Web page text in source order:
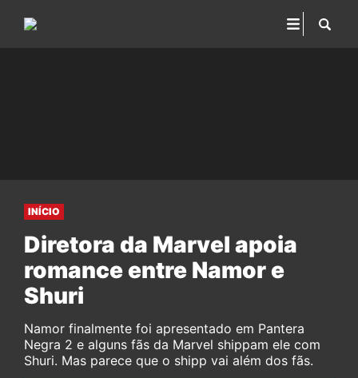
INÍCIO
Diretora da Marvel apoia
romance entre Namor e
Shuri
Namor finalmente foi apresentado em Pantera
Negra 2 e alguns fãs da Marvel shippam ele com
Shuri. Mas parece que o shipp vai além dos fãs.